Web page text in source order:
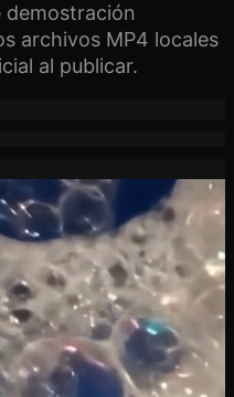
demostración
archivos MP4 locales
al publicar.